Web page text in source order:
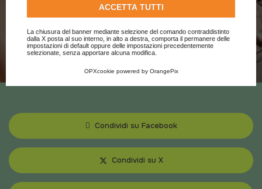
politica sulla privacy di Google
Consulta l'informativa cookie completa.
ACCETTA TUTTI
La chiusura del banner mediante selezione del comando contraddistinto
dalla X posta al suo interno, in alto a destra, comporta il permanere delle
impostazioni di default oppure delle impostazioni precedentemente
selezionate, senza apportare alcuna modifica.
OPXcookie powered by OrangePix
Contattaci
Condividi su Facebook
Condividi su X